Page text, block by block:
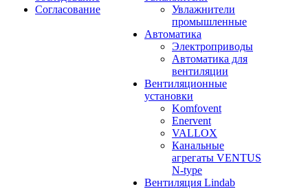
Согласование
Увлажнители
промышленные
Автоматика
Электроприводы
Автоматика для
вентиляции
Вентиляционные
установки
Komfovent
Enervent
VALLOX
Канальные
агрегаты VENTUS
N-type
Вентиляция Lindab